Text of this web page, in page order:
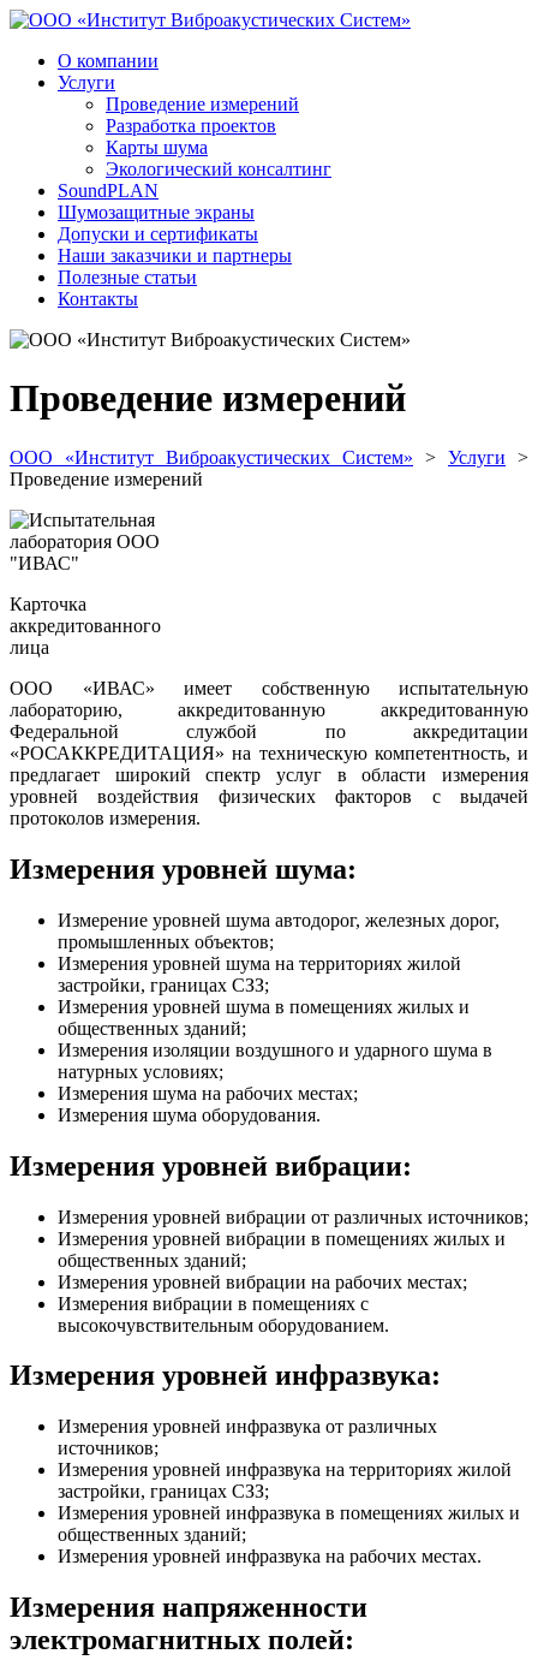
О компании
Услуги
Проведение измерений
Разработка проектов
Карты шума
Экологический консалтинг
SoundPLAN
Шумозащитные экраны
Допуски и сертификаты
Наши заказчики и партнеры
Полезные статьи
Контакты
Проведение измерений
ООО «Институт Виброакустических Систем» > Услуги >
Проведение измерений
Карточка
аккредитованного
лица
ООО «ИВАС» имеет собственную испытательную
лабораторию, аккредитованную аккредитованную
Федеральной службой по аккредитации
«РОСАККРЕДИТАЦИЯ» на техническую компетентность, и
предлагает широкий спектр услуг в области измерения
уровней воздействия физических факторов с выдачей
протоколов измерения.
Измерения уровней шума:
Измерение уровней шума автодорог, железных дорог,
промышленных объектов;
Измерения уровней шума на территориях жилой
застройки, границах СЗЗ;
Измерения уровней шума в помещениях жилых и
общественных зданий;
Измерения изоляции воздушного и ударного шума в
натурных условиях;
Измерения шума на рабочих местах;
Измерения шума оборудования.
Измерения уровней вибрации:
Измерения уровней вибрации от различных источников;
Измерения уровней вибрации в помещениях жилых и
общественных зданий;
Измерения уровней вибрации на рабочих местах;
Измерения вибрации в помещениях с
высокочувствительным оборудованием.
Измерения уровней инфразвука:
Измерения уровней инфразвука от различных
источников;
Измерения уровней инфразвука на территориях жилой
застройки, границах СЗЗ;
Измерения уровней инфразвука в помещениях жилых и
общественных зданий;
Измерения уровней инфразвука на рабочих местах.
Измерения напряженности
электромагнитных полей: